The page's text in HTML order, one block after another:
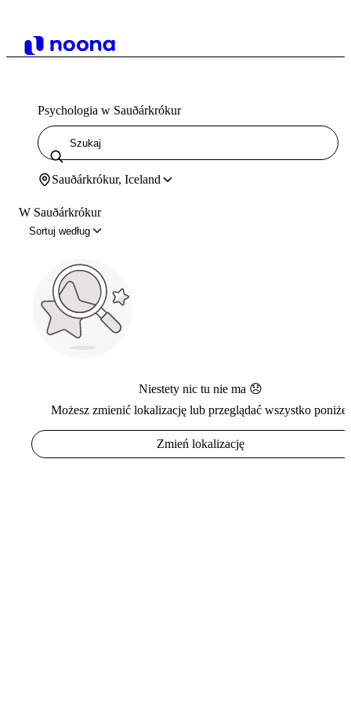
Psychologia w Sauðárkrókur
Sauðárkrókur, Iceland
W Sauðárkrókur
Sortuj według
Niestety nic tu nie ma 😞
Możesz zmienić lokalizację lub przeglądać wszystko poniżej
Zmień lokalizację